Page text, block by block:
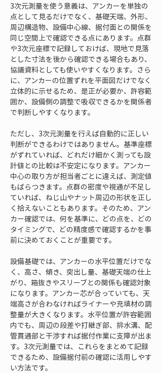
3次元測量を使う意義は、アンカーを単独の
点として見るだけでなく、基礎天端、外形、
周辺構造物、設備中心線、据付面との関係を
同じ空間上で確認できる点にあります。点群
や3次元座標で記録しておけば、現地で見落
とした寸法を後から確認できる場合もあり、
協議資料としても使いやすくなります。さら
に、アンカーの位置ずれを平面図だけでなく
立体的に示せるため、是正が必要か、許容範
囲か、設備側の調整で吸収できるかを関係者
で判断しやすくなります。
ただし、3次元測量を行えば自動的に正しい
判断ができるわけではありません。基準座標
がずれていれば、どれだけ細かく測っても設
計値との比較は不安定になります。アンカー
中心の取り方が担当者ごとに違えば、測定値
もばらつきます。点群の密度や視通が不足し
ていれば、ねじ山やナット周辺の形状を正し
く拾えないこともあります。そのため、アン
カー確認では、何を基準に、どの点を、どの
タイミングで、どの精度感で確認するかを事
前に決めておくことが重要です。
設備基礎では、アンカーの水平位置だけでな
く、高さ、傾き、突出し量、基礎天端の仕上
がり、箱抜きやスリーブとの関係も確認対象
になります。アンカー芯が合っていても、天
端高さが合わなければライナーや充填材の調
整量が大きくなります。水平位置が許容範囲
内でも、周辺の段差や打継ぎ部、排水溝、配
管貫通部と干渉すれば据付作業に支障が出ま
す。3次元測量では、これらをまとめて記録
できるため、設備据付前の確認に活用しやす
い方法です。